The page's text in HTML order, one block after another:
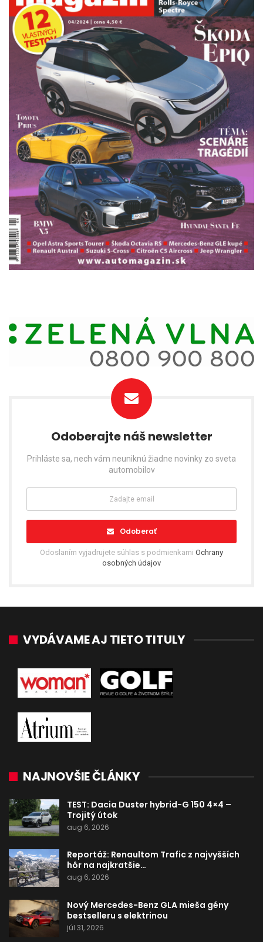
Odoberajte náš newsletter
Prihláste sa, nech vám neuniknú žiadne novinky zo sveta
automobilov
Odoberať
Odoslaním vyjadrujete súhlas s podmienkami Ochrany
osobných údajov
VYDÁVAME AJ TIETO TITULY
NAJNOVŠIE ČLÁNKY
TEST: Dacia Duster hybrid-G 150 4×4 –
Trojitý útok
aug 6, 2026
Reportáž: Renaultom Trafic z najvyšších
hôr na najkratšie…
aug 6, 2026
Nový Mercedes-Benz GLA mieša gény
bestselleru s elektrinou
júl 31, 2026